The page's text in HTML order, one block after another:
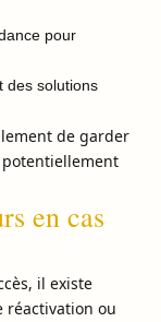
pour
des solutions
de garder
potentiellement
en cas
il existe
réactivation ou